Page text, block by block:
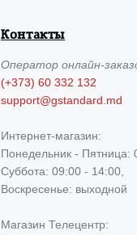
Контакты
Операторонлайн-
(+373) 60 332 132
support@gstandard.md
Интернет-магазин:
Понедельник - Пятница:
Суббота: 09:00 - 14:00,
Воскресенье: выходной
Магазин Телецентр: